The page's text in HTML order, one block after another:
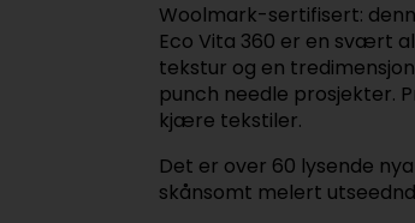
Woolmark-sertifisert:
Eco Vita 360 er en svært
tekstur og en
punch needle prosjekter.
kjære tekstiler.
Det er over 60 lysende
skånsomt melert